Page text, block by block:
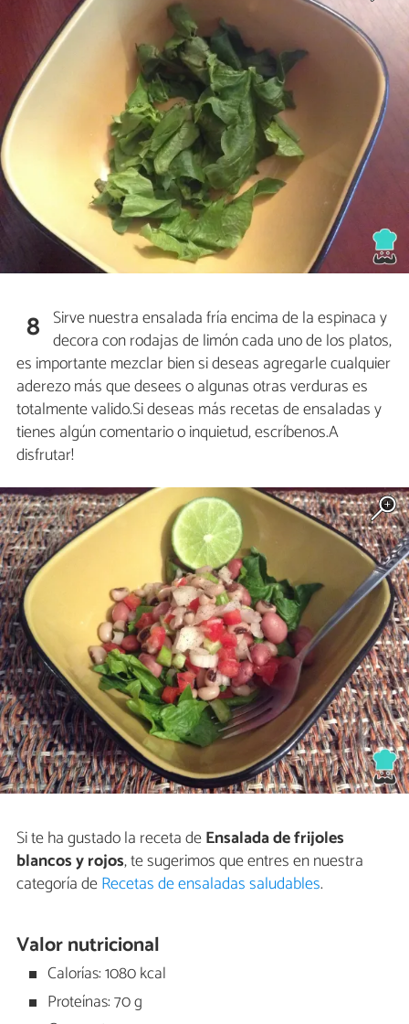
8 Sirve nuestra ensalada fría encima de la espinaca y
decora con rodajas de limón cada uno de los platos,
es importante mezclar bien si deseas agregarle cualquier
aderezo más que desees o algunas otras verduras es
totalmente valido.Si deseas más recetas de ensaladas y
tienes algún comentario o inquietud, escríbenos.A
disfrutar!
Si te ha gustado la receta deEnsalada de frijoles
blancos y rojos, te sugerimos que entres en nuestra
categoría deRecetas de ensaladas saludables.
Valor nutricional
Calorías: 1080 kcal
Proteínas: 70 g